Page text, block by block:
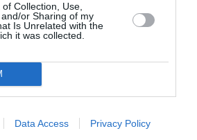
Collection, Use,
or Sharing of my
Is Unrelated with the
it was collected.
Data Access Privacy Policy
COMMENTAIRES